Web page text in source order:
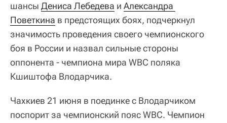
шансы Дениса Лебедева и Александра
Поветкина в предстоящих боях, подчеркнул
значимость проведения своего чемпионского
боя в России и назвал сильные стороны
оппонента - чемпиона мира WBC поляка
Кшиштофа Влодарчика.
Чахкиев 21 июня в поединке с Влодарчиком
поспорит за чемпионский пояс WBC. Чемпион